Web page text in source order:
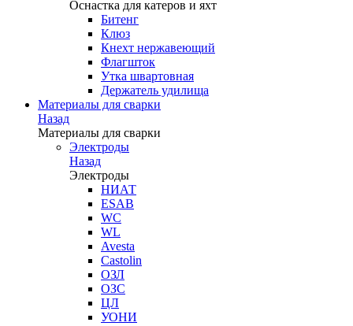
Оснастка для катеров и яхт
Битенг
Клюз
Кнехт нержавеющий
Флагшток
Утка швартовная
Держатель удилища
Материалы для сварки
Назад
Материалы для сварки
Электроды
Назад
Электроды
НИАТ
ESAB
WC
WL
Avesta
Castolin
ОЗЛ
ОЗС
ЦЛ
УОНИ